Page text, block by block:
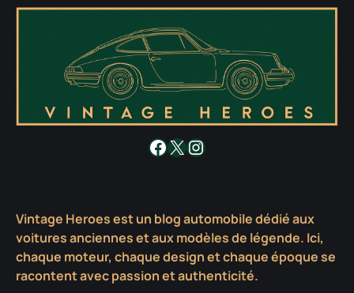
Facebook
X Instagram
Vintage Heroes est un blog automobile dédié aux
voitures anciennes et aux modèles de légende. Ici,
chaque moteur, chaque design et chaque époque se
racontent avec passion et authenticité.